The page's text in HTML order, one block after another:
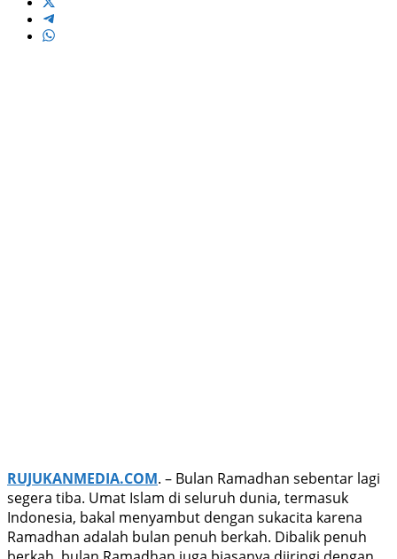
RUJUKANMEDIA.COM. – Bulan Ramadhan sebentar lagi
segera tiba. Umat Islam di seluruh dunia, termasuk
Indonesia, bakal menyambut dengan sukacita karena
Ramadhan adalah bulan penuh berkah. Dibalik penuh